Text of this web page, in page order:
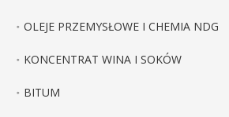
OLEJE PRZEMYSŁOWE I CHEMIA NDG
KONCENTRAT WINA I SOKÓW
BITUM